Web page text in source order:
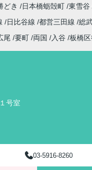
どき 日本橋蛎殻町 東雪谷
日比谷線 都営三田線 総
尾 要町 両国 入谷 板橋
号室
03-5916-8260